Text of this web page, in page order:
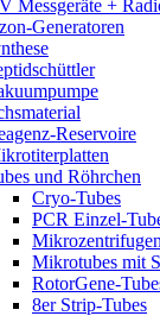
Messgeräte +
Generatoren
Reservoire
und Röhrchen
Cryo-Tubes
PCR Einzel-
Mikrotubes mit
RotorGene-
8er Strip-Tubes